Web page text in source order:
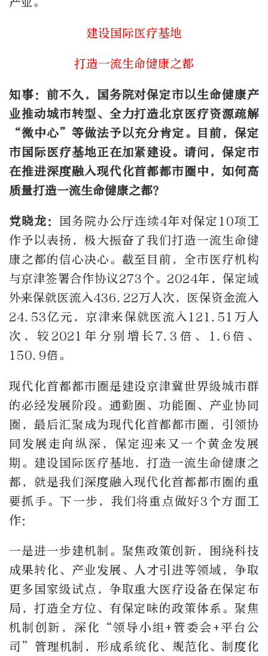
建设国际医疗基地
打造一流生命健康之都
知事：前不久，国务院对保定市以生命健康产
业推动城市转型、全力打造北京医疗资源疏解
“微中心”等做法予以充分肯定。目前，保定
市国际医疗基地正在加紧建设。请问，保定市
在推进深度融入现代化首都都市圈中，如何高
质量打造一流生命健康之都？
党晓龙： 国务院办公厅连续4年对保定10项工
作予以表扬，极大振奋了我们打造一流生命健
康之都的信心决心。截至目前，全市医疗机构
与京津签署合作协议273个。2024年，保定域
外来保就医流入436.22万人次，医保资金流入
24.53亿元，京津来保就医流入121.51万人
次，较2021年分别增长7.3倍、1.6倍、
150.9倍。
现代化首都都市圈是建设京津冀世界级城市群
的必经发展阶段。通勤圈、功能圈、产业协同
圈，最后汇聚成为现代化首都都市圈，引领协
同发展走向纵深，保定迎来又一个黄金发展
期。建设国际医疗基地，打造一流生命健康之
都，就是我们深度融入现代化首都都市圈的重
要抓手。下一步，我们将重点做好3个方面工
作：
一是进一步建机制。聚焦政策创新，围绕科技
成果转化、产业发展、人才引进等领域，争取
更多国家级试点，争取重大医疗设备在保定布
局，打造全方位、有保定味的政策体系。聚焦
机制创新，深化“领导小组+管委会+平台公
司”管理机制，形成系统化、规范化、制度化